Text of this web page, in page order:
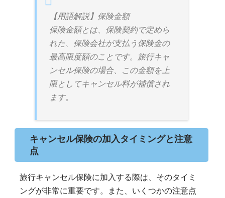
【用語解説】保険金額
保険金額とは、保険契約で定めら
れた、保険会社が支払う保険金の
最高限度額のことです。旅行キャ
ンセル保険の場合、この金額を上
限としてキャンセル料が補償され
ます。
キャンセル保険の加入タイミングと注意
点
旅行キャンセル保険に加入する際は、そのタイミ
ングが非常に重要です。また、いくつかの注意点